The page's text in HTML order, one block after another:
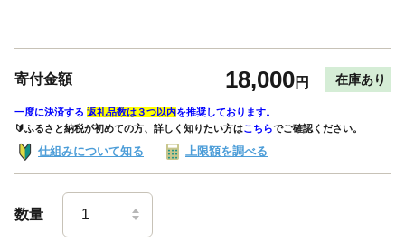
寄付金額 18,000円 在庫あり
一度に決済する 返礼品数は３つ以内を推奨しております。
🔰ふるさと納税が初めての方、詳しく知りたい方はこちらでご確認ください。
仕組みについて知る 上限額を調べる
数量